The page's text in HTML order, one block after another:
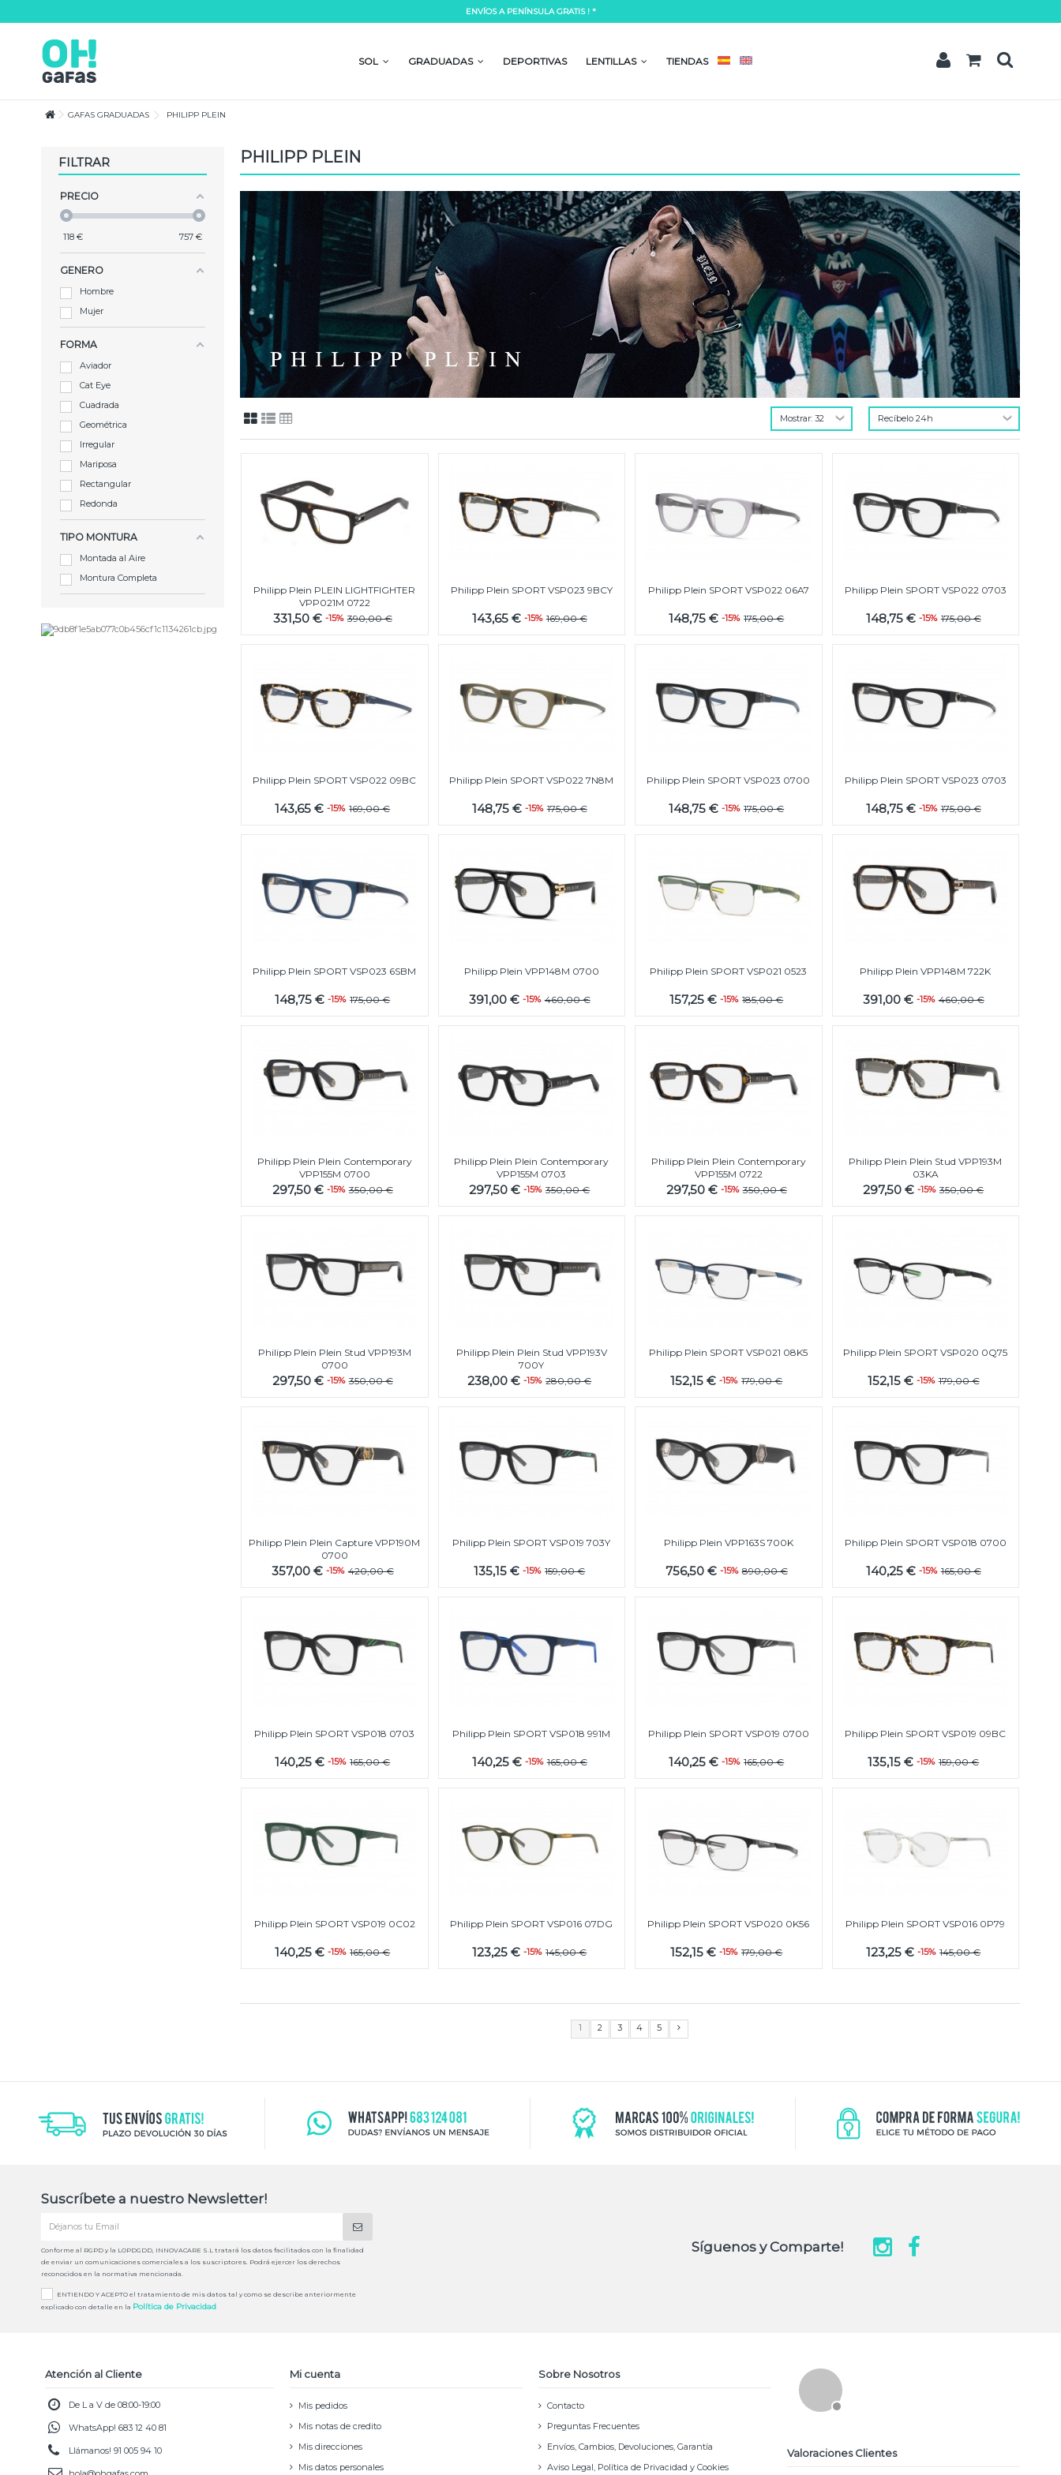
Lorem ipsum dolor sit amet, consectetur adipisicing elit, sed do eiusmod tempor incididunt ut labore et dolore
magna aliqua. Ut enim ad minim veniam, quis nostrud exercitation ullamco laboris nisi ut aliquip ex ea commodo
consequat.
Lorem ipsum dolor sit amet
magna aliqua. Ut enim ad minim veniam, quis nostrud exercitation ullamco laboris nisi ut aliquip ex ea commodo
ENVÍOS A PENÍNSULA GRATIS ! *
SOL GRADUADAS DEPORTIVAS LENTILLAS TIENDAS
GAFAS GRADUADAS PHILIPP PLEIN
FILTRAR
PRECIO
118 € 757 €
GENERO
Hombre
Mujer
FORMA
Aviador
Cat Eye
Cuadrada
Geométrica
Irregular
Mariposa
Rectangular
Redonda
TIPO MONTURA
Montada al Aire
Montura Completa
PHILIPP PLEIN
Philipp Plein PLEIN LIGHTFIGHTER
VPP021M 0722
331,50 € -15% 390,00 €
Philipp Plein SPORT VSP023 9BCY
143,65 € -15% 169,00 €
Philipp Plein SPORT VSP022 06A7
148,75 €-15% 175,00 €
Philipp Plein SPORT VSP022 0703
148,75 € -15% 175,00 €
Philipp Plein SPORT VSP022 09BC
143,65 €-15% 169,00 €
Philipp Plein SPORT VSP022 7N8M
148,75 € -15% 175,00 €
Philipp Plein SPORT VSP023 0700
148,75 €-15% 175,00 €
Philipp Plein SPORT VSP023 0703
148,75 € -15% 175,00 €
Philipp Plein SPORT VSP023 6SBM
148,75 €-15% 175,00 €
Philipp Plein VPP148M 0700
391,00 € -15% 460,00 €
Philipp Plein SPORT VSP021 0523
157,25 €-15% 185,00 €
Philipp Plein VPP148M 722K
391,00 € -15% 460,00 €
Philipp Plein Plein Contemporary
VPP155M 0700
297,50 € -15% 350,00 €
Philipp Plein Plein Contemporary
VPP155M 0703
297,50 €-15% 350,00 €
Philipp Plein Plein Contemporary
VPP155M 0722
297,50 € -15% 350,00 €
Philipp Plein Plein Stud VPP193M
03KA
297,50 €-15% 350,00 €
Philipp Plein Plein Stud VPP193M
0700
297,50 € -15% 350,00 €
Philipp Plein Plein Stud VPP193V
700Y
238,00 €-15% 280,00 €
Philipp Plein SPORT VSP021 08K5
152,15 €-15% 179,00 €
Philipp Plein SPORT VSP020 0Q75
152,15 € -15% 179,00 €
Philipp Plein Plein Capture VPP190M
0700
357,00 € -15% 420,00 €
Philipp Plein SPORT VSP019 703Y
135,15 €-15% 159,00 €
Philipp Plein VPP163S 700K
756,50 € -15% 890,00 €
Philipp Plein SPORT VSP018 0700
140,25 € -15% 165,00 €
Philipp Plein SPORT VSP018 0703
140,25 €-15% 165,00 €
Philipp Plein SPORT VSP018 991M
140,25 € -15% 165,00 €
Philipp Plein SPORT VSP019 0700
140,25 €-15% 165,00 €
Philipp Plein SPORT VSP019 09BC
135,15 €-15% 159,00 €
Philipp Plein SPORT VSP019 0C02
140,25 €-15% 165,00 €
Philipp Plein SPORT VSP016 07DG
123,25 €-15% 145,00 €
Philipp Plein SPORT VSP020 0K56
152,15 €-15% 179,00 €
Philipp Plein SPORT VSP016 0P79
123,25 €-15% 145,00 €
1 2 3 4 5
Suscríbete a nuestro Newsletter!
Conforme al RGPD y la LOPDGDD, INNOVACARE S.L tratará los datos facilitados con la finalidad
de enviar un comunicaciones comerciales a los suscriptores. Podrá ejercer los derechos
reconocidos en la normativa mencionada.
ENTIENDO Y ACEPTO el tratamiento de mis datos tal y como se describe anteriormente
explicado con detalle en la Política de Privacidad
Síguenos y Comparte!
Atención al Cliente
De L a V de 08:00-19:00
WhatsApp! 683 12 40 81
Llámanos! 91 005 94 10
Mi cuenta
Mis pedidos
Mis notas de credito
Mis direcciones
Mis datos personales
Sobre Nosotros
Contacto
Preguntas Frecuentes
Envíos, Cambios, Devoluciones, Garantía
Aviso Legal, Política de Privacidad y Cookies
Valoraciones Clientes